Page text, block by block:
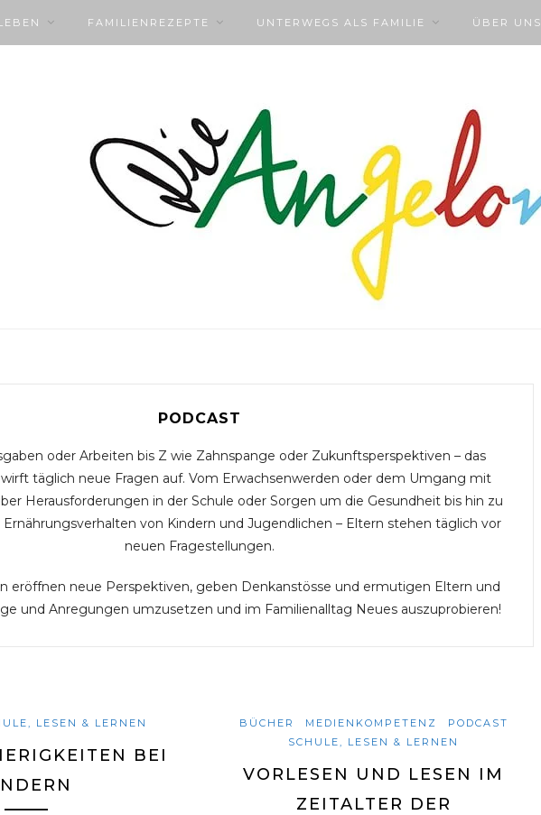
FAMILIENREZEPTE UNTERWEGS ALS FAMILIE ÜBER UNS
PODCAST
oder Arbeiten bis Z wie Zahnspange oder Zukunftsperspektiven – das
täglich neue Fragen auf. Vom Erwachsenwerden oder dem Umgang mit
Herausforderungen in der Schule oder Sorgen um die Gesundheit bis hin zu
Ernährungsverhalten von Kindern und Jugendlichen – Eltern stehen täglich vor
neuen Fragestellungen.
eröffnen neue Perspektiven, geben Denkanstösse und ermutigen Eltern und
und Anregungen umzusetzen und im Familienalltag Neues auszuprobieren!
LESEN & LERNEN
BEI
BÜCHER MEDIENKOMPETENZ
PODCAST
SCHULE, LESEN & LERNEN
VORLESEN UND LESEN IM
ZEITALTER DER